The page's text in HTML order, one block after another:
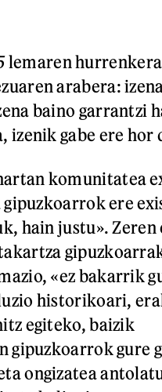
lemaren
arabera:
baino garrantzi
izenik gabe ere hor
komunitatea
gipuzkoarrok ere
hain justu».
«ez bakarrik
historikoari,
egiteko, baizik
gipuzkoarrok gure
ongizatea